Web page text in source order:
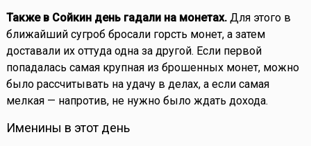
Также в Сойкин день гадали на монетах.Для этого в
ближайший сугроб бросали горсть монет, а затем
доставали их оттуда одна за другой. Если первой
попадалась самая крупная из брошенных монет, можно
было рассчитывать на удачу в делах, а если самая
мелкая — напротив, не нужно было ждать дохода.
Именины в этот день